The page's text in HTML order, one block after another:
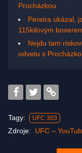
Procházkou
Pereira ukázal,
115kilovým
Nejdu tam
odvetu s
Tagy: UFC 303
Zdroje: UFC –